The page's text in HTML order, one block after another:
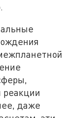
реакции
даже